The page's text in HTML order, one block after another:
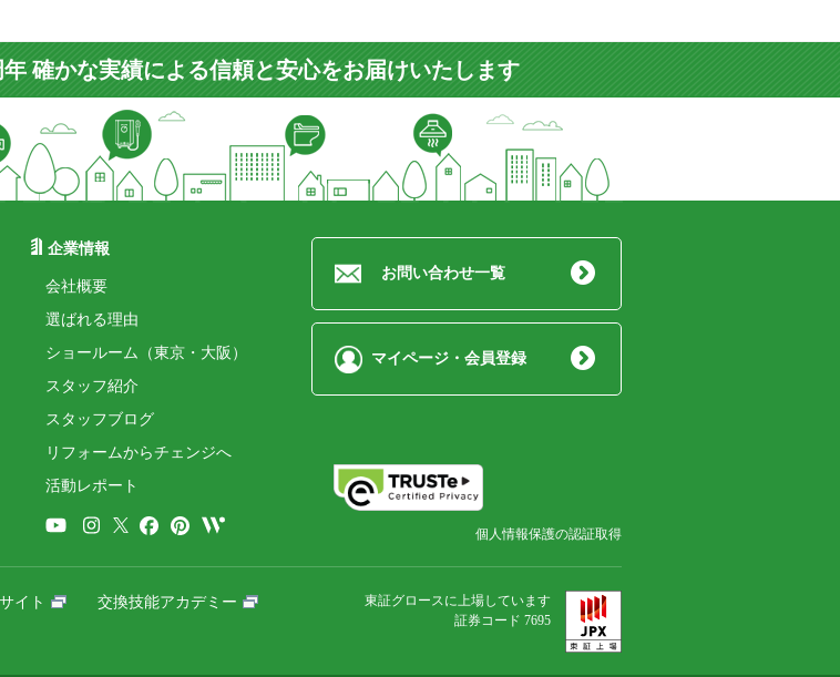
確かな実績による信頼と安心をお届けいたします
企業情報
会社概要
選ばれる理由
ショールーム（東京・大阪）
スタッフ紹介
スタッフブログ
リフォームからチェンジへ
活動レポート
お問い合わせ一覧
マイページ・会員登録
個人情報保護の認証取得
イト 交換技能アカデミー
東証グロースに上場しています
証券コード 7695